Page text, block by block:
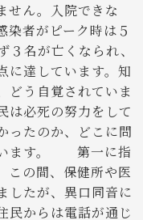
せん。入院できな
染者がピーク時は５
名が亡くなられ、
に達しています。知
どう自覚されていま
は必死の努力をして
ったのか、どこに問
ます。
第一に指
この間、保健所や医
したが、異口同音に
民からは電話が通じ